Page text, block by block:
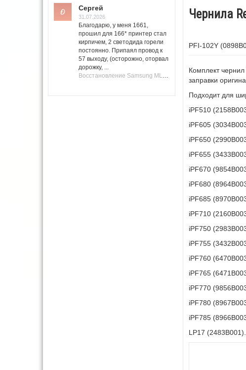
Сергей
31.07.2026
Благодарю, у меня 1661,
прошил для 166* принтер стал
кирпичем, 2 светодида горели
постоянно. Припаял провод к
57 выходу, (осторожно, оторвал
дорожку, ...
Восстановление Samsung ML-1661, ML-1666 после не удачной прошивки.
Чернила
PFI-102Y
Комплект
заправки
Подходит для
iPF510
iPF605
iPF650
iPF655
iPF670
iPF680
iPF685
iPF710
iPF750
iPF755
iPF760
iPF765
iPF770
iPF780
iPF785
LP17 (2483B001).